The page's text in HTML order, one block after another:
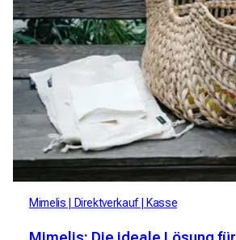
Mimelis Direktverkauf Kasse